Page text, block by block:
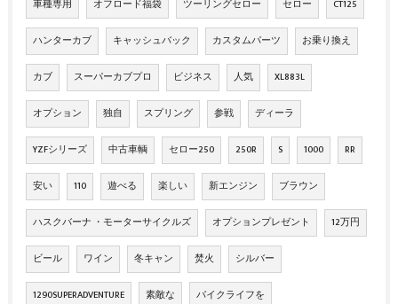
車種専用 オフロード福袋 ツーリングセロー セロー CT125
ハンターカブ キャッシュバック カスタムパーツ お乗り換え
カブ スーパーカブプロ ビジネス 人気 XL883L
オプション 独自 スプリング 参戦 ディーラ
YZFシリーズ 中古車輌 セロー250 250R S 1000 RR
安い 110 遊べる 楽しい 新エンジン ブラウン
ハスクバーナ ・モーターサイクルズ オプションプレゼント 12万円
ビール ワイン 冬キャン 焚火 シルバー
1290SUPERADVENTURE 素敵な バイクライフを